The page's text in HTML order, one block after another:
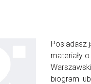
Posiadasz
materiały
biogram